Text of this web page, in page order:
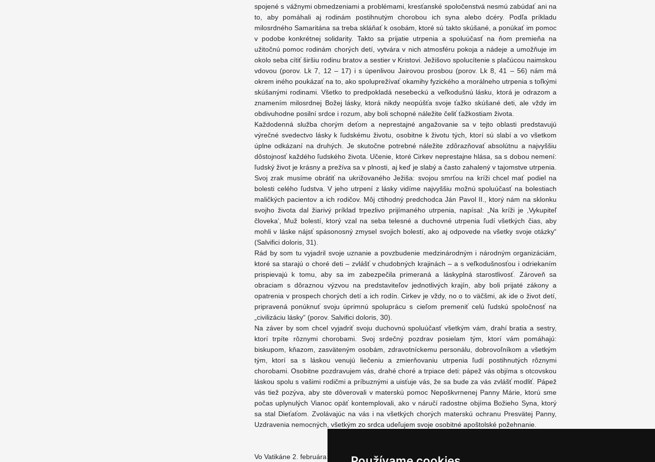
spojené s vážnymi obmedzeniami a problémami, kresťanské spoločenstvá nesmú zabúdať ani na
to, aby pomáhali aj rodinám postihnutým chorobou ich syna alebo dcéry. Podľa príkladu
milosrdného Samaritána sa treba skláňať k osobám, ktoré sú takto skúšané, a ponúkať im pomoc
v podobe konkrétnej solidarity. Takto sa prijatie utrpenia a spoluúčasť na ňom premieňa na
užitočnú pomoc rodinám chorých detí, vytvára v nich atmosféru pokoja a nádeje a umožňuje im
okolo seba cítiť širšiu rodinu bratov a sestier v Kristovi. Ježišovo spolucítenie s plačúcou naimskou
vdovou (porov. Lk 7, 12 – 17) i s úpenlivou Jairovou prosbou (porov. Lk 8, 41 – 56) nám má
okrem iného poukázať na to, ako spoluprežívať okamihy fyzického a morálneho utrpenia s toľkými
skúšanými rodinami. Všetko to predpokladá nesebeckú a veľkodušnú lásku, ktorá je odrazom a
znamením milosrdnej Božej lásky, ktorá nikdy neopúšťa svoje ťažko skúšané deti, ale vždy im
obdivuhodne posilní srdce i rozum, aby boli schopné náležite čeliť ťažkostiam života.
Každodenná služba chorým deťom a neprestajné angažovanie sa v tejto oblasti predstavujú
výrečné svedectvo lásky k ľudskému životu, osobitne k životu tých, ktorí sú slabí a vo všetkom
úplne odkázaní na druhých. Je skutočne potrebné náležite zdôrazňovať absolútnu a najvyššiu
dôstojnosť každého ľudského života. Učenie, ktoré Cirkev neprestajne hlása, sa s dobou nemení:
ľudský život je krásny a prežíva sa v plnosti, aj keď je slabý a často zahalený v tajomstve utrpenia.
Svoj zrak musíme obrátiť na ukrižovaného Ježiša: svojou smrťou na kríži chcel mať podiel na
bolesti celého ľudstva. V jeho utrpení z lásky vidíme najvyššiu možnú spoluúčasť na bolestiach
maličkých pacientov a ich rodičov. Môj ctihodný predchodca Ján Pavol II., ktorý nám na sklonku
svojho života dal žiarivý príklad trpezlivo prijímaného utrpenia, napísal: „Na kríži je ,Vykupiteľ
človeka‘, Muž bolestí, ktorý vzal na seba telesné a duchovné utrpenia ľudí všetkých čias, aby
mohli v láske nájsť spásonosný zmysel svojich bolestí, ako aj odpovede na všetky svoje otázky“
(Salvifici doloris, 31).
Rád by som tu vyjadril svoje uznanie a povzbudenie medzinárodným i národným organizáciám,
ktoré sa starajú o choré deti – zvlášť v chudobných krajinách – a s veľkodušnosťou i odriekaním
prispievajú k tomu, aby sa im zabezpečila primeraná a láskyplná starostlivosť. Zároveň sa
obraciam s dôraznou výzvou na predstaviteľov jednotlivých krajín, aby boli prijaté zákony a
opatrenia v prospech chorých detí a ich rodín. Cirkev je vždy, no o to väčšmi, ak ide o život detí,
pripravená ponúknuť svoju úprimnú spoluprácu s cieľom premeniť celú ľudskú spoločnosť na
„civilizáciu lásky“ (porov. Salvifici doloris, 30).
Na záver by som chcel vyjadriť svoju duchovnú spoluúčasť všetkým vám, drahí bratia a sestry,
ktorí trpíte rôznymi chorobami. Svoj srdečný pozdrav posielam tým, ktorí vám pomáhajú:
biskupom, kňazom, zasväteným osobám, zdravotníckemu personálu, dobrovoľníkom a všetkým
tým, ktorí sa s láskou venujú liečeniu a zmierňovaniu utrpenia ľudí postihnutých rôznymi
chorobami. Osobitne pozdravujem vás, drahé choré a trpiace deti: pápež vás objíma s otcovskou
láskou spolu s vašimi rodičmi a príbuznými a uisťuje vás, že sa bude za vás zvlášť modliť. Pápež
vás tiež pozýva, aby ste dôverovali v materskú pomoc Nepoškvrnenej Panny Márie, ktorú sme
počas uplynulých Vianoc opäť kontemplovali, ako v náručí radostne objíma Božieho Syna, ktorý
sa stal Dieťaťom. Zvolávajúc na vás i na všetkých chorých materskú ochranu Presvätej Panny,
Uzdravenia nemocných, všetkým zo srdca udeľujem svoje osobitné apoštolské požehnanie.
Vo Vatikáne 2. februára 2009